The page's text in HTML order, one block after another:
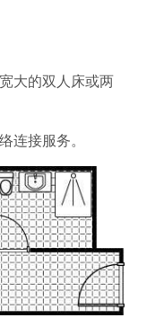
大的双人床或两
连接服务。